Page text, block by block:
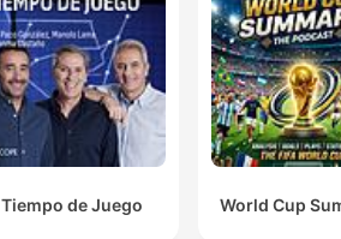
Tiempo de Juego World Cup